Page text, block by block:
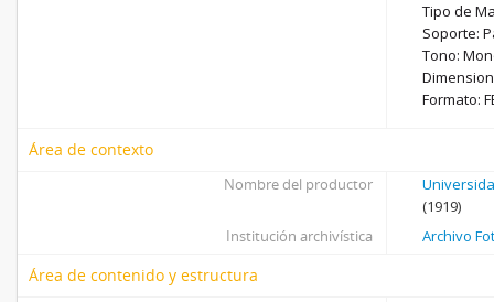
Tipo de
Soporte:
Tono:
Formato:
Área de contexto
Nombre del productor
(1919)
Institución archivística
Archivo
Área de contenido y estructura